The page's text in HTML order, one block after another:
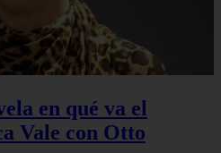
en qué va el
Vale con Otto